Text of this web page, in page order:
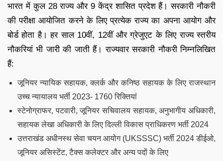
भारत में कुल 28 राज्य और 9 केंद्र शासित प्रदेश हैं। सरकारी नौकरी
की परीक्षा आयोजित करने के लिए प्रत्येक राज्य का अपना आयोग और
बोर्ड होता है। हर साल 10वीं, 12वीं और ग्रेजुएट के लिए राज्य स्तरीय
नौकरियां भी जारी की जाती हैं। राज्यवार सरकारी नौकरी निम्नलिखित
हैं:
जूनियर न्यायिक सहायक, क्लर्क और कनिष्ठ सहायक के लिए राजस्थान
उच्च न्यायालय भर्ती 2023- 1760 रिक्तियां
स्टेनोग्राफर, पटवारी, जूनियर सचिवालय सहायक, अनुभागीय अधिकारी,
सहायक लेखा अधिकारी के लिए दिल्ली विकास प्राधिकरण भर्ती 2024
उत्तराखंड अधीनस्थ सेवा चयन आयोग (UKSSSC) भर्ती 2024 डीईओ,
जूनियर असिस्टेंट, टैक्स कलेक्टर और अन्य पदों के लिए